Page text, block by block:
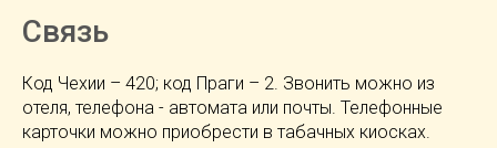
Связь
Код Чехии – 420; код Праги – 2. Звонить можно из
отеля, телефона - автомата или почты. Телефонные
карточки можно приобрести в табачных киосках.